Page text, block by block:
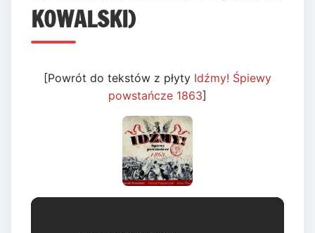
KOWALSKI)
[Powrót do tekstów z płyty Idźmy! Śpiewy
powstańcze 1863]